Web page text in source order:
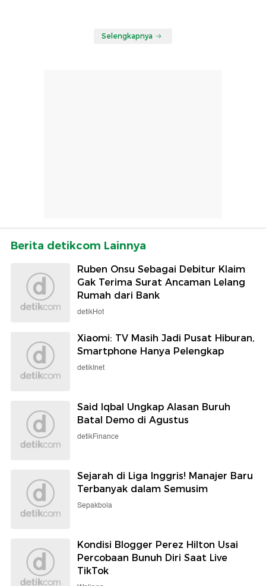
Selengkapnya
Berita detikcom Lainnya
Ruben Onsu Sebagai Debitur Klaim
Gak Terima Surat Ancaman Lelang
Rumah dari Bank
detikHot
Xiaomi: TV Masih Jadi Pusat Hiburan,
Smartphone Hanya Pelengkap
detikInet
Said Iqbal Ungkap Alasan Buruh
Batal Demo di Agustus
detikFinance
Sejarah di Liga Inggris! Manajer Baru
Terbanyak dalam Semusim
Sepakbola
Kondisi Blogger Perez Hilton Usai
Percobaan Bunuh Diri Saat Live
TikTok